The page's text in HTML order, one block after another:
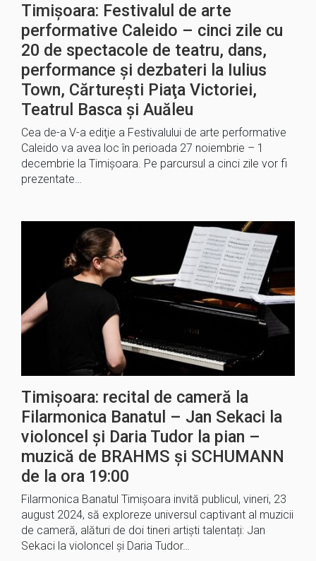
Timișoara: Festivalul de arte
performative Caleido – cinci zile cu
20 de spectacole de teatru, dans,
performance și dezbateri la Iulius
Town, Cărtureşti Piaţa Victoriei,
Teatrul Basca și Auăleu
Cea de-a V-a ediţie a Festivalului de arte performative
Caleido va avea loc în perioada 27 noiembrie – 1
decembrie la Timişoara. Pe parcursul a cinci zile vor fi
prezentate…
Timișoara: recital de cameră la
Filarmonica Banatul – Jan Sekaci la
violoncel și Daria Tudor la pian –
muzică de BRAHMS și SCHUMANN
de la ora 19:00
Filarmonica Banatul Timișoara invită publicul, vineri, 23
august 2024, să exploreze universul captivant al muzicii
de cameră, alături de doi tineri artiști talentați: Jan
Sekaci la violoncel și Daria Tudor…